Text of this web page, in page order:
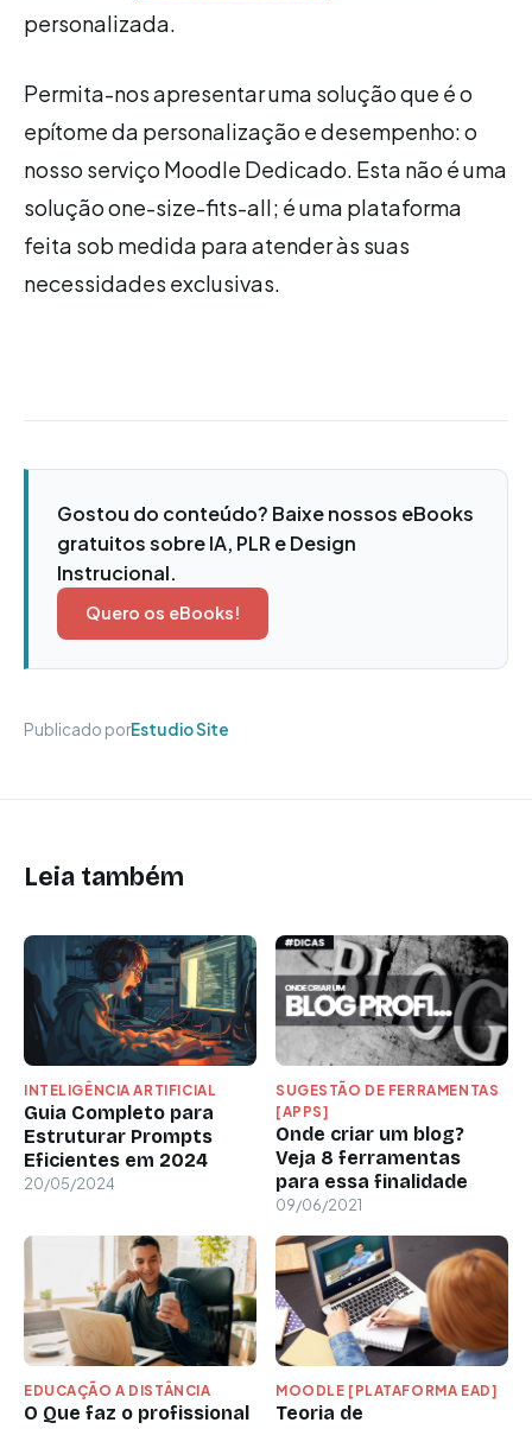
personalizada.
Permita-nos apresentar uma solução que é o
epítome da personalização e desempenho: o
nosso serviço Moodle Dedicado. Esta não é uma
solução one-size-fits-all; é uma plataforma
feita sob medida para atender às suas
necessidades exclusivas.
Gostou do conteúdo? Baixe nossos eBooks
gratuitos sobre IA, PLR e Design
Instrucional.
Quero os eBooks!
Publicado porEstudio Site
Leia também
INTELIGÊNCIA ARTIFICIAL
Guia Completo para
Estruturar Prompts
Eficientes em 2024
20/05/2024
SUGESTÃO DE FERRAMENTAS
[APPS]
Onde criar um blog?
Veja 8 ferramentas
para essa finalidade
09/06/2021
EDUCAÇÃO A DISTÂNCIA
O Que faz o profissional
MOODLE [PLATAFORMA EAD]
Teoria de